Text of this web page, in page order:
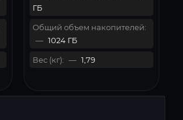
ГБ
Общий объем накопителей:
— 1024 ГБ
Вес (кг): — 1,79